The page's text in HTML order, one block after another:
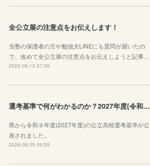
全公立展の注意点をお伝えします！
当塾の保護者の方や勉強犬LINEにも質問が届いたの
で、改めて全公立展の注意点をお伝えしようと記事…
2026.06.12 07:36
選考基準で何がわかるのか？2027年度(令和９年度)神奈川県公立高校選考基準が公表されたので見方から説明します！
県から令和９年度(2027年度)の公立高校選考基準が公
表されました。
2026.06.05 06:55